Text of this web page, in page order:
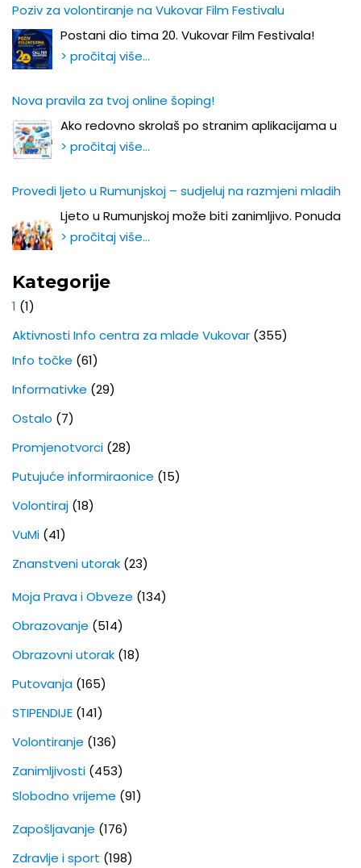
Poziv za volontiranje na Vukovar Film Festivalu
Postani dio tima 20. Vukovar Film Festivala!
> pročitaj više…
Nova pravila za tvoj online šoping!
Ako redovno skrolaš po stranim aplikacijama u
> pročitaj više…
Provedi ljeto u Rumunjskoj – sudjeluj na razmjeni mladih
Ljeto u Rumunjskoj može biti zanimljivo. Ponuda
> pročitaj više…
Kategorije
1 (1)
Aktivnosti Info centra za mlade Vukovar (355)
Info točke (61)
Informativke (29)
Ostalo (7)
Promjenotvorci (28)
Putujuće informiraonice (15)
Volontiraj (18)
VuMi (41)
Znanstveni utorak (23)
Moja Prava i Obveze (134)
Obrazovanje (514)
Obrazovni utorak (18)
Putovanja (165)
STIPENDIJE (141)
Volontiranje (136)
Zanimljivosti (453)
Slobodno vrijeme (91)
Zapošljavanje (176)
Zdravlje i sport (198)